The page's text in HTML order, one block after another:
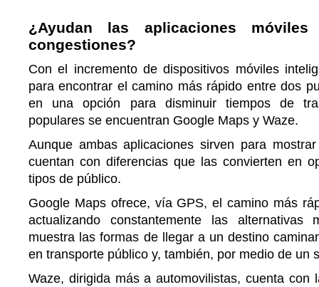
¿Ayudan las aplicaciones
congestiones?
Con el incremento de dispositivos móviles
para encontrar el camino más rápido entre dos
en una opción para disminuir tiempos de
populares se encuentran Google Maps y Waze.
Aunque ambas aplicaciones sirven para
cuentan con diferencias que las convierten en
tipos de público.
Google Maps ofrece, vía GPS, el camino más
actualizando constantemente las alternativas
muestra las formas de llegar a un destino
en transporte público y, también, por medio de un
Waze, dirigida más a automovilistas, cuenta con